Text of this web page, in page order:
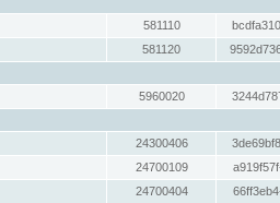
581110
581120
5960020
24300406
24700109
24700404